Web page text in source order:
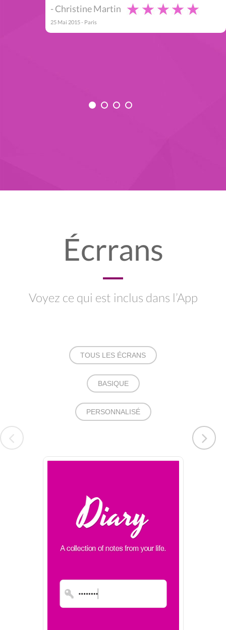
- Christine Martin
25 Mai 2015 - Paris
Écrrans
Voyez ce qui est inclus dans l’App
TOUS LES ÉCRANS
BASIQUE
PERSONNALISÉ